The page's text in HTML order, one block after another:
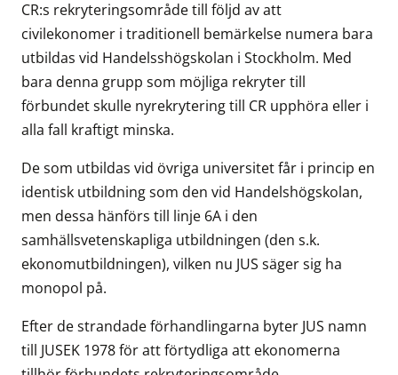
CR:s rekryteringsområde till följd av att
civilekonomer i traditionell bemärkelse numera bara
utbildas vid Handelsshögskolan i Stockholm. Med
bara denna grupp som möjliga rekryter till
förbundet skulle nyrekrytering till CR upphöra eller i
alla fall kraftigt minska.
De som utbildas vid övriga universitet får i princip en
identisk utbildning som den vid Handelshögskolan,
men dessa hänförs till linje 6A i den
samhällsvetenskapliga utbildningen (den s.k.
ekonomutbildningen), vilken nu JUS säger sig ha
monopol på.
Efter de strandade förhandlingarna byter JUS namn
till JUSEK 1978för att förtydliga att ekonomerna